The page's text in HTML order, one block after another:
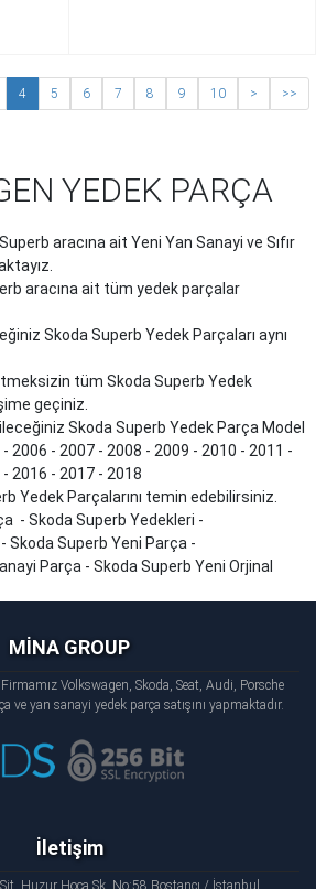
4 5 6 7 8 9 10 > >>
YEDEK PARÇA
Superb aracına ait Yeni Yan Sanayi ve Sıfır
aracına ait tüm yedek parçalar
SkodaSuperb Yedek Parçaları aynı
tüm SkodaSuperb Yedek
geçiniz.
SkodaSuperb Yedek Parça Model
- 2006 - 2007 - 2008 - 2009 - 2010 - 2011 -
2016 - 2017 - 2018
Yedek Parçalarını temin edebilirsiniz.
- SkodaSuperb Yedekleri -
- SkodaSuperb Yeni Parça -
Parça - SkodaSuperb Yeni Orjinal
MİNA GROUP
Volkswagen, Skoda, Seat, Audi, Porsche
ve yan sanayi yedek parça satışını yapmaktadır.
İletişim